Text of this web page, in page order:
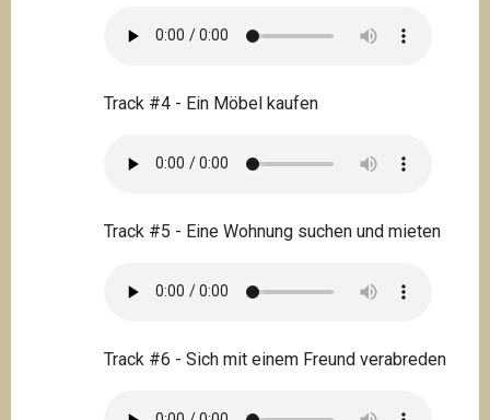
Track #4 - Ein Möbel kaufen
Track #5 - Eine Wohnung suchen und mieten
Track #6 - Sich mit einem Freund verabreden